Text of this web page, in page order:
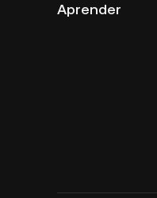
Aprender